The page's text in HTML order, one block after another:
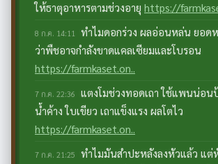
ให้ธาตุอาหารตามช่วงอายุ https://
8 ก.ค. 14:11 ทำไมดอกร่วง ผลอ่อนหล่น ยอด
ว่าพืชอาจกำลังขาดแคลเซียมและโบรอน
https://farmkaset.on..
7 ก.ค. 22:36 แตงโมช่วงทอดเถา ใช้แพนน่อน
น้ำค้าง ใบเขียว เถาแข็งแรง ผลโตไว
https://farmkaset.on..
7 ก.ค. 21:25 ทำไมมันสำปะหลังลงหัวแล้ว แต่